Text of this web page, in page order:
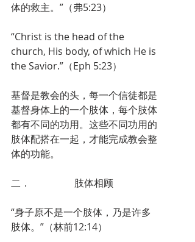
体的救主。”（弗5:23）
“Christ is the head of the
church, His body, of which He is
the Savior.”（Eph 5:23）
基督是教会的头，每一个信徒都是
基督身体上的一个肢体，每个肢体
都有不同的功用。这些不同功用的
肢体配搭在一起，才能完成教会整
体的功能。
二．                  肢体相顾
“身子原不是一个肢体，乃是许多
肢体。”（林前12:14）